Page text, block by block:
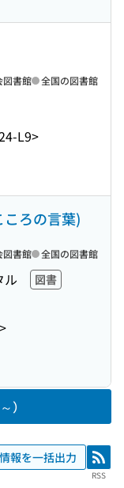
L9>
図書館 全国の図書館
ろの言葉)
ル
図書
図書館 全国の図書館
）
報を一括出力 RSS
RSS